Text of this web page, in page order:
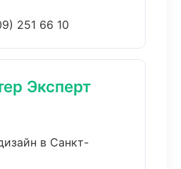
251 66 10
Эксперт
в Санкт-